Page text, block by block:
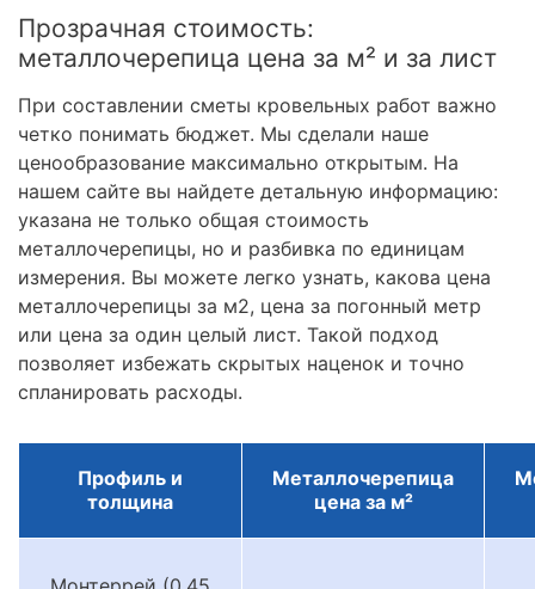
Прозрачная стоимость:
металлочерепица цена за м² и за лист
При составлении сметы кровельных работ важно
четко понимать бюджет. Мы сделали наше
ценообразование максимально открытым. На
нашем сайте вы найдете детальную информацию:
указана не только общая стоимость
металлочерепицы, но и разбивка по единицам
измерения. Вы можете легко узнать, какова цена
металлочерепицы за м2, цена за погонный метр
или цена за один целый лист. Такой подход
позволяет избежать скрытых наценок и точно
спланировать расходы.
Профиль и
толщина
Металлочерепица
цена за м²